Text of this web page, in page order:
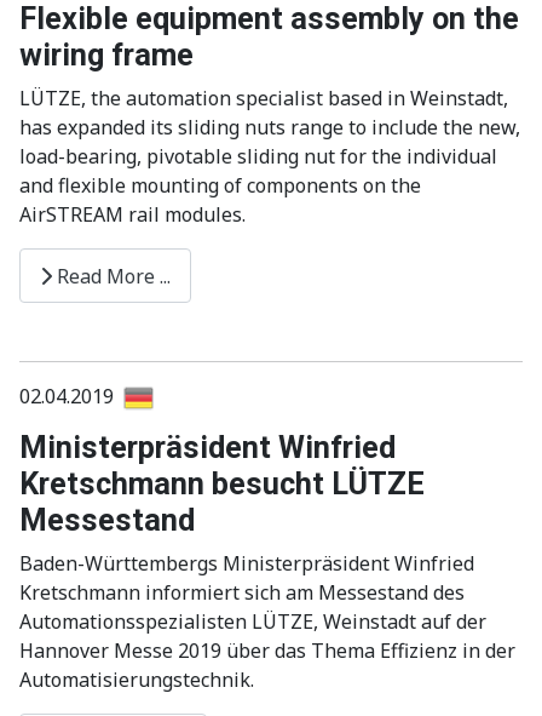
Flexible equipment assembly on the
wiring frame
LÜTZE, the automation specialist based in Weinstadt,
has expanded its sliding nuts range to include the new,
load-bearing, pivotable sliding nut for the individual
and flexible mounting of components on the
AirSTREAM rail modules.
Read More ...
02.04.2019
Ministerpräsident Winfried
Kretschmann besucht LÜTZE
Messestand
Baden-Württembergs Ministerpräsident Winfried
Kretschmann informiert sich am Messestand des
Automationsspezialisten LÜTZE, Weinstadt auf der
Hannover Messe 2019 über das Thema Effizienz in der
Automatisierungstechnik.